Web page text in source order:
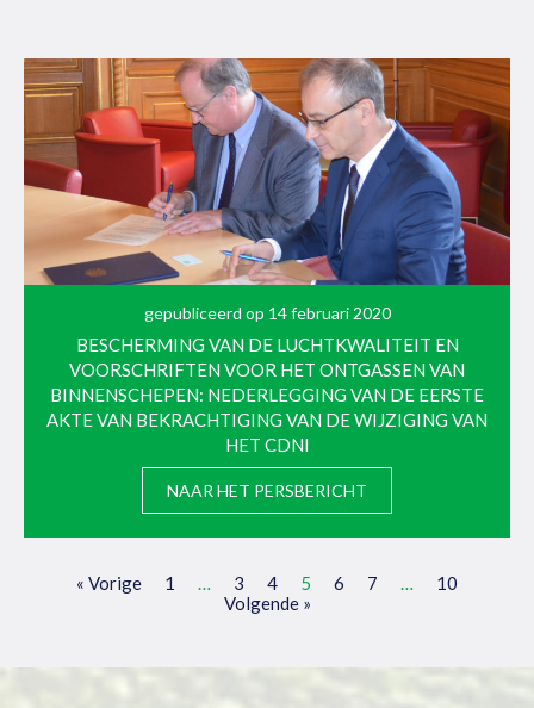
gepubliceerd op 14 februari 2020
BESCHERMING VAN DE LUCHTKWALITEIT EN
VOORSCHRIFTEN VOOR HET ONTGASSEN VAN
BINNENSCHEPEN: NEDERLEGGING VAN DE EERSTE
AKTE VAN BEKRACHTIGING VAN DE WIJZIGING VAN
HET CDNI
NAAR HET PERSBERICHT
« Vorige 1 … 3 4 5 6 7 …
10
Volgende »